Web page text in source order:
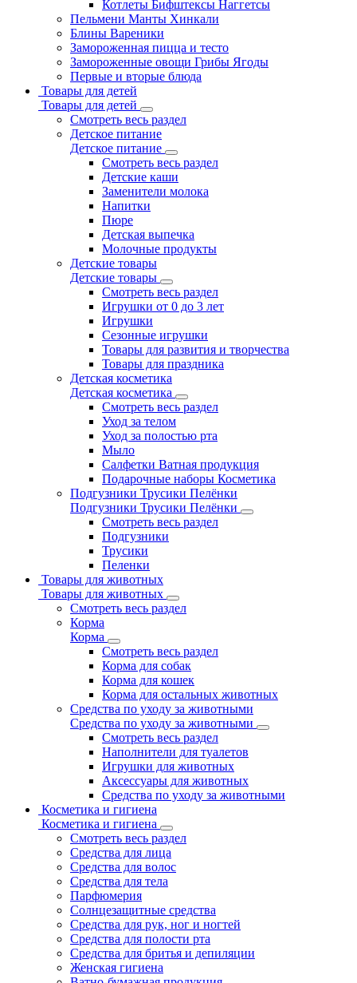
Котлеты Бифштексы Наггетсы
Пельмени Манты Хинкали
Блины Вареники
Замороженная пицца и тесто
Замороженные овощи Грибы Ягоды
Первые и вторые блюда
Товары для детей
Товары для детей
Смотреть весь раздел
Детское питание
Детское питание
Смотреть весь раздел
Детские каши
Заменители молока
Напитки
Пюре
Детская выпечка
Молочные продукты
Детские товары
Детские товары
Смотреть весь раздел
Игрушки от 0 до 3 лет
Игрушки
Сезонные игрушки
Товары для развития и творчества
Товары для праздника
Детская косметика
Детская косметика
Смотреть весь раздел
Уход за телом
Уход за полостью рта
Мыло
Салфетки Ватная продукция
Подарочные наборы Косметика
Подгузники Трусики Пелёнки
Подгузники Трусики Пелёнки
Смотреть весь раздел
Подгузники
Трусики
Пеленки
Товары для животных
Товары для животных
Смотреть весь раздел
Корма
Корма
Смотреть весь раздел
Корма для собак
Корма для кошек
Корма для остальных животных
Средства по уходу за животными
Средства по уходу за животными
Смотреть весь раздел
Наполнители для туалетов
Игрушки для животных
Аксессуары для животных
Средства по уходу за животными
Косметика и гигиена
Косметика и гигиена
Смотреть весь раздел
Средства для лица
Средства для волос
Средства для тела
Парфюмерия
Солнцезащитные средства
Средства для рук, ног и ногтей
Средства для полости рта
Средства для бритья и депиляции
Женская гигиена